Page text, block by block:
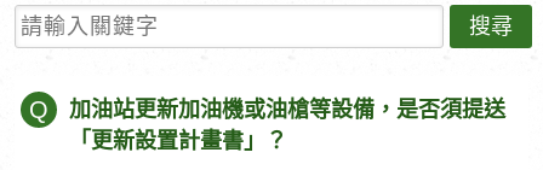
請輸入關鍵字
Q
加油站更新加油機或油槍等設備，是否須提送
「更新設置計畫書」？